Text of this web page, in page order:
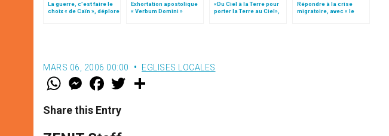
La guerre, c’est faire le
choix « de Caïn », déplore
Exhortation apostolique
« Verbum Domini »
«Du Ciel à la Terre pour
porter la Terre au Ciel»,
Répondre à la crise
migratoire, avec « le
MARS 06, 2006 00:00 EGLISES LOCALES
W
t
s
M
e
s
e
F
a
e
b
w
Share this Entry